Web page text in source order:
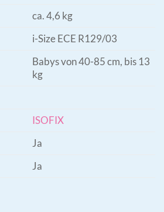
ca. 4,6 kg
i-Size ECE R129/03
Babys von 40-85 cm, bis 13
kg
ISOFIX
Ja
Ja